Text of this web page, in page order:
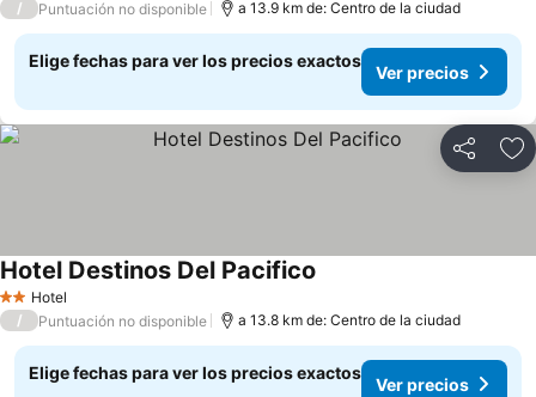
/
Puntuación no disponible a 13.9 km de: Centro de la ciudad
Elige fechas para ver los precios exactos
Ver precios
Compartir
2 Estrellas
Hotel
Hotel Destinos Del Pacifico
/ Puntuación no disponible a 13.8 km de: Centro de la ciudad
Elige fechas para ver los precios exactos
Ver precios